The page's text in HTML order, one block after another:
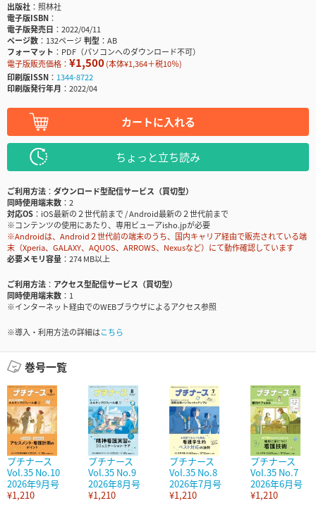
出版社
照林社
電子版ISBN
電子版発売日
2022/04/11
ページ数
132ページ判型
AB
フォーマット
PDF（パソコンへのダウンロード不可）
電子版販売価格： ¥1,500(本体¥1,364＋税10％)
印刷版ISSN
1344-8722
印刷版発行年月
2022/04
カートに入れる
ちょっと立ち読み
ご利用方法
ダウンロード型配信サービス（買切型）
同時使用端末数
2
対応OS
iOS最新の２世代前まで / Android最新の２世代前まで
※コンテンツの使用にあたり、専用ビューアisho.jpが必要
※Androidは、Android２世代前の端末のうち、国内キャリア経由で販売されている端
末（Xperia、GALAXY、AQUOS、ARROWS、Nexusなど）にて動作確認しています
必要メモリ容量
274 MB以上
ご利用方法
アクセス型配信サービス（買切型）
同時使用端末数
1
※インターネット経由でのWEBブラウザによるアクセス参照
※導入・利用方法の詳細はこちら
巻号一覧
プチナース
Vol.35 No.10
2026年9月号
¥1,210
プチナース
Vol.35 No.9
2026年8月号
¥1,210
プチナース
Vol.35 No.8
2026年7月号
¥1,210
プチナース
Vol.35 No.7
2026年6月号
¥1,210